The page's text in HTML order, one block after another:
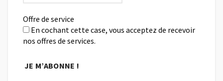
Offre de service
En cochant cette case, vous acceptez de recevoir
nos offres de services.